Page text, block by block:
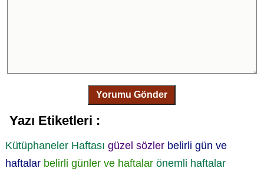
Yorumu Gönder
Yazı Etiketleri :
Kütüphaneler Haftası güzel sözler belirli gün ve
haftalar belirli günler ve haftalar önemli haftalar